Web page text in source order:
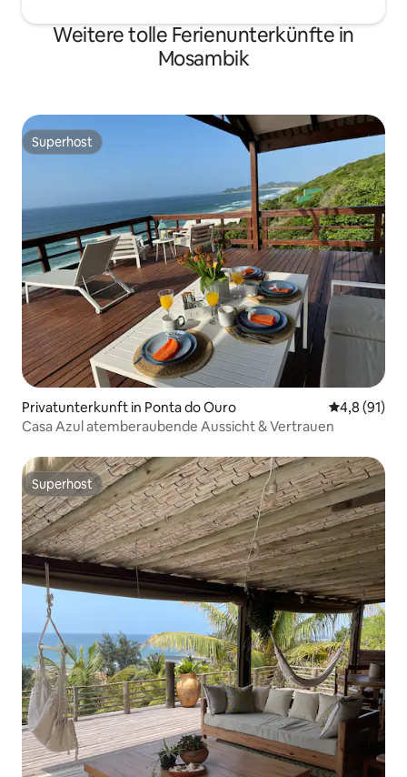
Weitere tolle Ferienunterkünfte in
Mosambik
Superhost
Superhost
Privatunterkunft in Ponta do Ouro
4,8 (91)
Casa Azul atemberaubende Aussicht & Vertrauen
Superhost
Superhost